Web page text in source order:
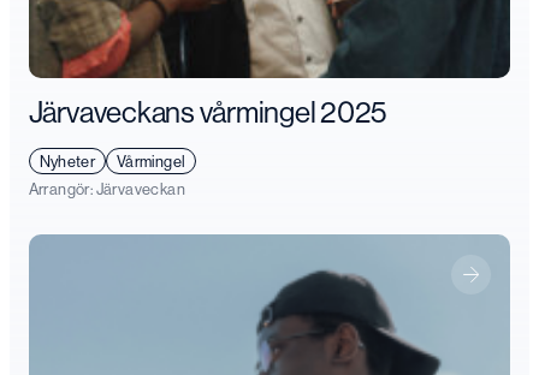
Järvaveckans vårmingel 2025
Nyheter
Vårmingel
Arrangör: Järvaveckan